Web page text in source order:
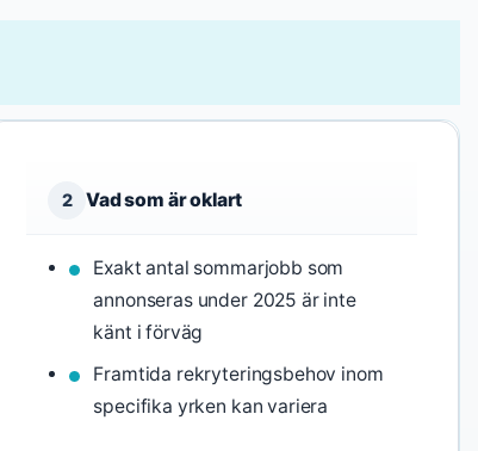
2 Vad som är oklart
Exakt antal sommarjobb som
annonseras under 2025 är inte
känt i förväg
Framtida rekryteringsbehov inom
specifika yrken kan variera